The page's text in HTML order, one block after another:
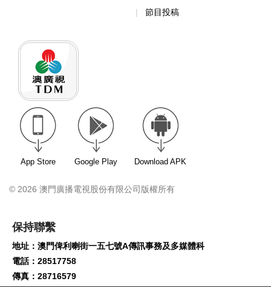
節目投稿
App Store Google Play Download APK
© 2026 澳門廣播電視股份有限公司版權所有
保持聯繫
地址：澳門俾利喇街一五七號A傳訊事務及多媒體科
電話：28517758
傳真：28716579